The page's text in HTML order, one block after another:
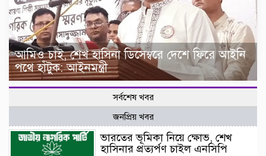
আমিও চাই, শেখ হাসিনা ডিসেম্বরে দেশে ফিরে আইনি
পথে হাঁটুক: আইনমন্ত্রী
সর্বশেষ খবর
জনপ্রিয় খবর
ভারতের ভূমিকা নিয়ে ক্ষোভ, শেখ
হাসিনার প্রত্যর্পণ চাইল এনসিপি